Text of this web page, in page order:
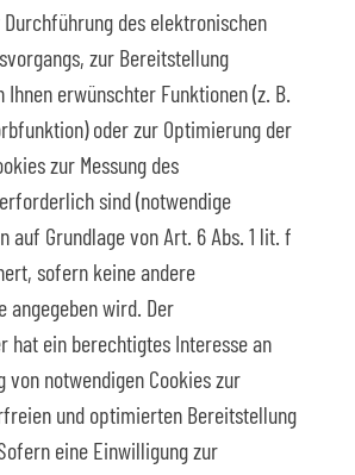
Durchführung des elektronischen
zur Bereitstellung
Ihnen erwünschter Funktionen (z. B.
oder zur Optimierung der
zur Messung des
sind (notwendige
auf Grundlage von Art. 6 Abs. 1 lit. f
sofern keine andere
angegeben wird. Der
hat ein berechtigtes Interesse an
von notwendigen Cookies zur
und optimierten Bereitstellung
eine Einwilligung zur